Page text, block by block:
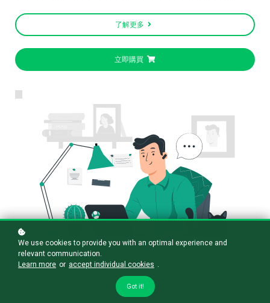
了解更多
立即購買
We use cookies to provide you with an optimal experience and
relevant communication.
Learn more or accept individual cookies .
Got it!